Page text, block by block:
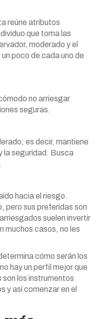
reúne atributos
que toma las
moderado y el
poco de cada uno de
no arriesgar
seguras.
es decir, mantiene
la seguridad. Busca
hacia el riesgo.
pero sus preferidas son
suelen invertir
muchos casos, no les
cómo serán los
hay un perfil mejor que
los instrumentos
y así comenzar en el